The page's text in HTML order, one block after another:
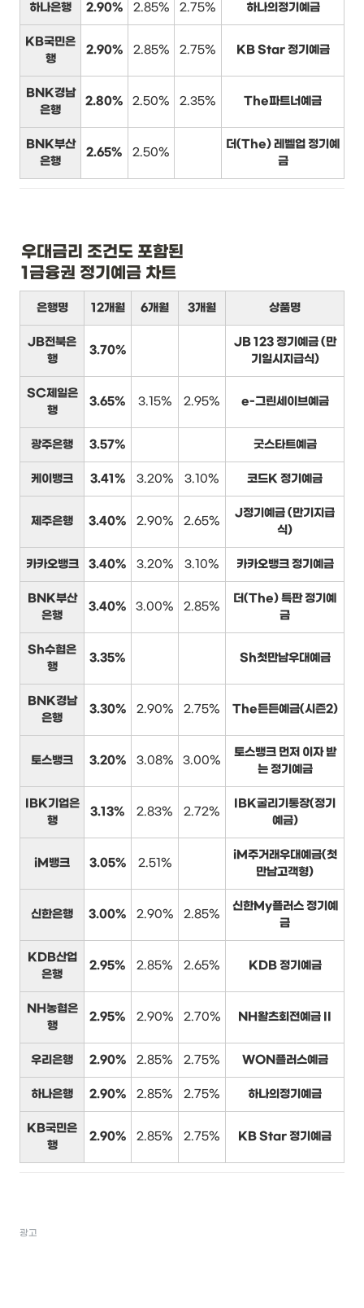
하나은행 2.90% 2.85% 2.75% 하나의정기예금
KB국민은
행
2.90% 2.85% 2.75% KB Star 정기예금
BNK경남
은행
2.80% 2.50% 2.35% The파트너예금
BNK부산
은행
2.65% 2.50%
더(The) 레벨업 정기예
금
우대금리 조건도 포함된
1금융권 정기예금 차트
은행명 12개월 6개월 3개월 상품명
JB전북은
행
3.70%
JB 123 정기예금 (만
기일시지급식)
SC제일은
행
3.65% 3.15% 2.95% e-그린세이브예금
광주은행 3.57% 굿스타트예금
케이뱅크 3.41% 3.20% 3.10% 코드K 정기예금
제주은행 3.40% 2.90% 2.65%
J정기예금 (만기지급
식)
카카오뱅크 3.40% 3.20% 3.10% 카카오뱅크 정기예금
BNK부산
은행
3.40% 3.00% 2.85%
더(The) 특판 정기예
금
Sh수협은
행
3.35% Sh첫만남우대예금
BNK경남
은행
3.30% 2.90% 2.75% The든든예금(시즌2)
토스뱅크 3.20% 3.08% 3.00%
토스뱅크 먼저 이자 받
는 정기예금
IBK기업은
행
3.13% 2.83% 2.72%
IBK굴리기통장(정기
예금)
iM뱅크 3.05% 2.51%
iM주거래우대예금(첫
만남고객형)
신한은행 3.00% 2.90% 2.85%
신한My플러스 정기예
금
KDB산업
은행
2.95% 2.85% 2.65% KDB 정기예금
NH농협은
행
2.95% 2.90% 2.70% NH왈츠회전예금 II
우리은행 2.90% 2.85% 2.75% WON플러스예금
하나은행 2.90% 2.85% 2.75% 하나의정기예금
KB국민은
행
2.90% 2.85% 2.75% KB Star 정기예금
광고